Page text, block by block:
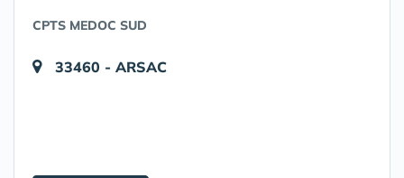
CPTS MEDOC SUD
33460 - ARSAC